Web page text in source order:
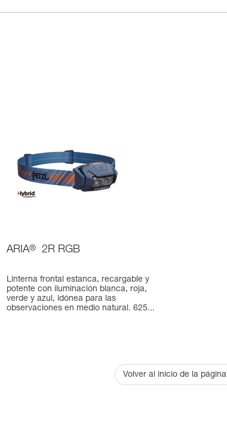
ARIA® 2R RGB
Linterna frontal estanca, recargable y
potente con iluminación blanca, roja,
verde y azul, idónea para las
observaciones en medio natural. 625...
Volver al inicio de la página